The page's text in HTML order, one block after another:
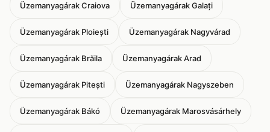
Üzemanyagárak Craiova Üzemanyagárak Galați
Üzemanyagárak Ploiești Üzemanyagárak Nagyvárad
Üzemanyagárak Brăila Üzemanyagárak Arad
Üzemanyagárak Pitești Üzemanyagárak Nagyszeben
Üzemanyagárak Bákó Üzemanyagárak Marosvásárhely